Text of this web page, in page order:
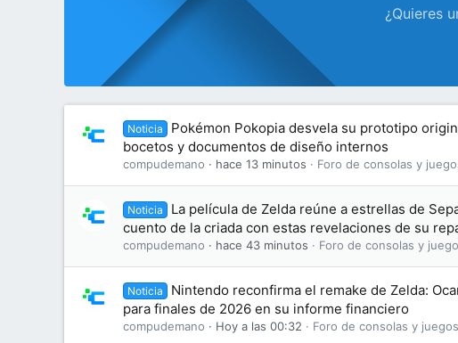
¿Quieres
Noticia
Pokémon Pokopia desvela su prototipo
bocetos y documentos de diseño internos
compudemano hace 13 minutos Foro de consolas y
Noticia
La película de Zelda reúne a estrellas de
cuento de la criada con estas revelaciones de su
compudemano hace 43 minutos Foro de consolas y
Noticia
Nintendo reconfirma el remake de Zelda:
para finales de 2026 en su informe financiero
compudemano Hoy a las 00:32 Foro de consolas y juegos